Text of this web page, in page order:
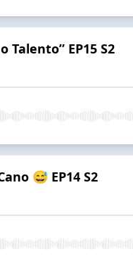
EP15 S2
😅 EP14 S2